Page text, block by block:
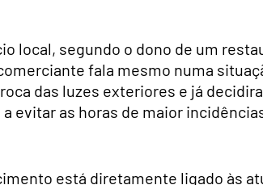
local, segundo o dono de um
fala mesmo numa
das luzes exteriores e já
evitar as horas de maior
está diretamente ligado às